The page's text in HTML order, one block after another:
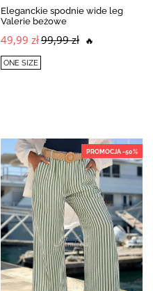
Eleganckie spodnie wide leg
Valerie beżowe
49,99 zł99,99 zł 🔥
ONE SIZE
PROMOCJA -50%